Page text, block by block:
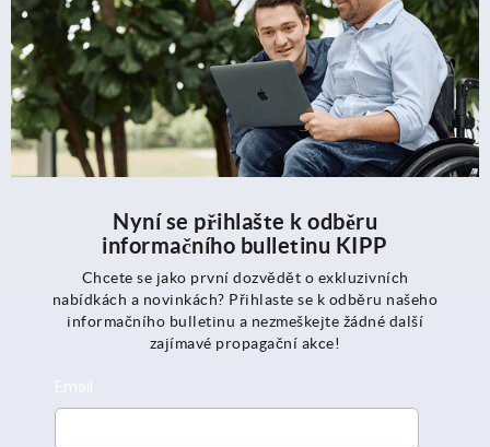
Nyní se přihlašte k odběru
informačního bulletinu KIPP
Chcete se jako první dozvědět o exkluzivních
nabídkách a novinkách? Přihlaste se k odběru našeho
informačního bulletinu a nezmeškejte žádné další
zajímavé propagační akce!